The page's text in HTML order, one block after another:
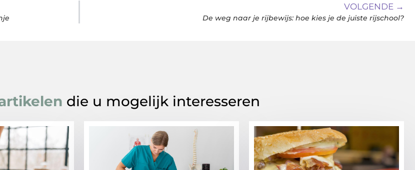
VOLGENDE →
De weg naar je rijbewijs: hoe kies je de juiste rijschool?
die u mogelijk interesseren